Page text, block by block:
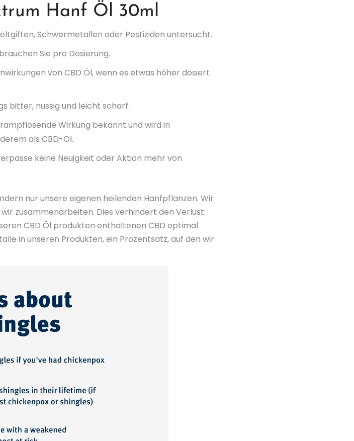
Hanf Öl 30ml
Schwermetallen oder Pestiziden untersucht.
Sie pro Dosierung.
von CBD Öl, wenn es etwas höher dosiert
bitter, nussig und leicht scharf.
Wirkung bekannt und wird in
als CBD-Öl.
keine Neuigkeit oder Aktion mehr von
nur unsere eigenen heilenden Hanfpflanzen. Wir
zusammenarbeiten. Dies verhindert den Verlust
CBD Öl produkten enthaltenen CBD optimal
in unseren Produkten, ein Prozentsatz, auf den wir